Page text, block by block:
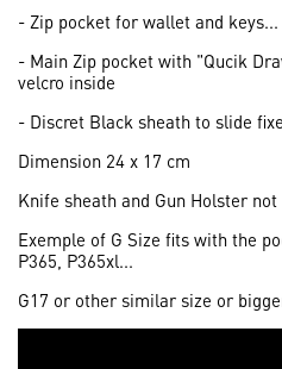
- Zip pocket for wallet and keys...
- Main Zip pocket with "Qucik
velcro inside
- Discret Black sheath to slide
Dimension 24 x 17 cm
Knife sheath and Gun Holster not
Exemple of G Size fits with the
P365, P365xl...
G17 or other similar size or